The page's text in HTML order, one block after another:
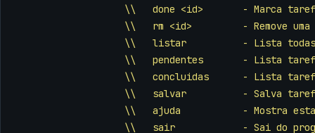
\\   done <id>       - Marca tarefa
\\   rm <id>         - Remove uma
\\   listar          - Lista todas
\\   pendentes       - Lista
\\   concluidas      - Lista
\\   salvar          - Salva
\\   ajuda           - Mostra esta
\\   sair            - Sai do